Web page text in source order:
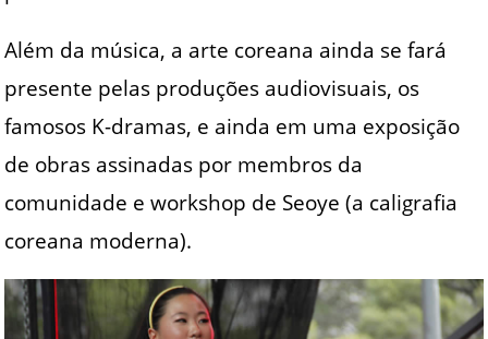
Além da música, a arte coreana ainda se fará
presente pelas produções audiovisuais, os
famosos K-dramas, e ainda em uma exposição
de obras assinadas por membros da
comunidade e workshop de Seoye (a caligrafia
coreana moderna).